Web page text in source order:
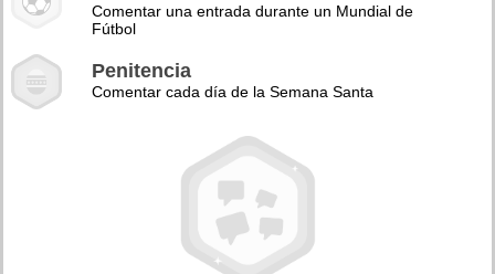
Comentar una entrada durante un Mundial de
Fútbol
Penitencia
Comentar cada día de la Semana Santa